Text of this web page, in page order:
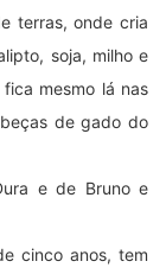
terras, onde cria
soja, milho e
mesmo lá nas
de gado do
e de Bruno e
cinco anos, tem